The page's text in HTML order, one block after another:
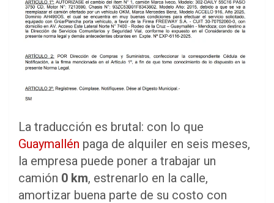
La traducción es brutal: con lo que
Guaymallén paga de alquiler en seis meses,
la empresa puede poner a trabajar un
camión 0 km, estrenarlo en la calle,
amortizar buena parte de su costo con